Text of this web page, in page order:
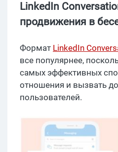
LinkedIn
продвижения в
Формат LinkedIn
все популярнее,
самых эффективных
отношения и вызвать
пользователей.